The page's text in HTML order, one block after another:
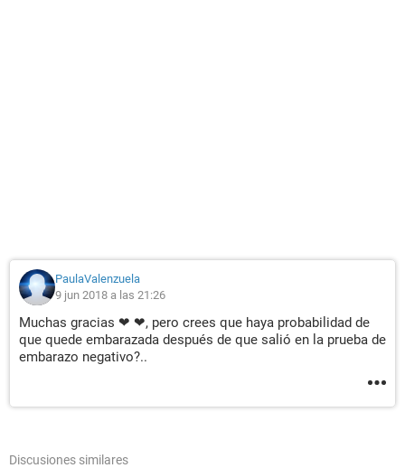
PaulaValenzuela
9 jun 2018 a las 21:26
Muchas gracias ❤ ❤, pero crees que haya probabilidad de
que quede embarazada después de que salió en la prueba de
embarazo negativo?..
Discusiones similares